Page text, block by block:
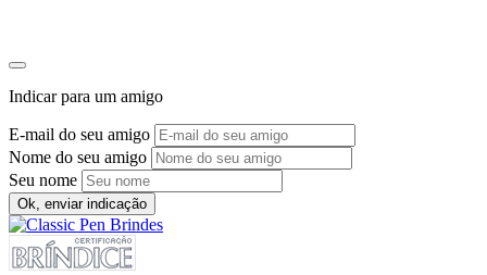
Indicar para um amigo
E-mail do seu amigo
Nome do seu amigo
Seu nome
Ok, enviar indicação